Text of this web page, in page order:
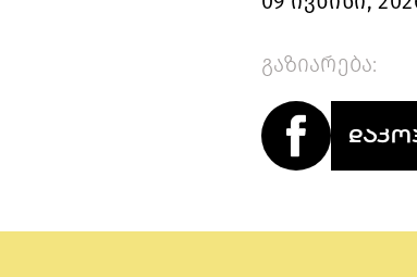
გაზიარება: